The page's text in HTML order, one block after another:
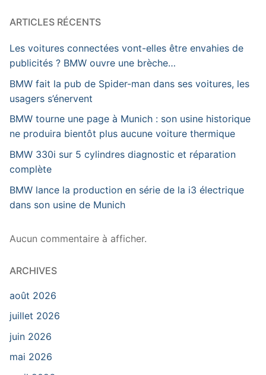
ARTICLES RÉCENTS
Les voitures connectées vont-elles être envahies de
publicités ? BMW ouvre une brèche…
BMW fait la pub de Spider-man dans ses voitures, les
usagers s’énervent
BMW tourne une page à Munich : son usine historique
ne produira bientôt plus aucune voiture thermique
BMW 330i sur 5 cylindres diagnostic et réparation
complète
BMW lance la production en série de la i3 électrique
dans son usine de Munich
Aucun commentaire à afficher.
ARCHIVES
août 2026
juillet 2026
juin 2026
mai 2026